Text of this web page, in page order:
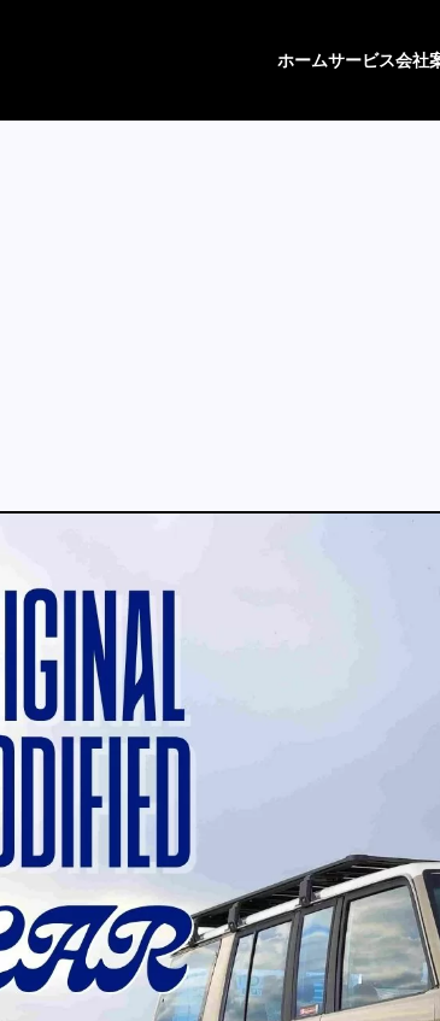
ホームサービス会社